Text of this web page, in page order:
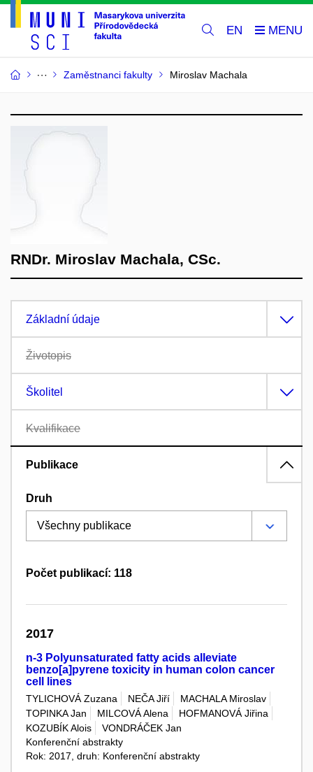
EN
Zaměstnanci fakulty Miroslav Machala
RNDr. Miroslav Machala, CSc.
Základní údaje
Životopis
Školitel
Kvalifikace
Publikace
Druh
Počet publikací: 118
2017
n-3 Polyunsaturated fatty acids alleviate
benzo[a]pyrene toxicity in human colon cancer
cell lines
TYLICHOVÁ Zuzana NEČA Jiří
MACHALA Miroslav
TOPINKA Jan
MILCOVÁ Alena
HOFMANOVÁ Jiřina
KOZUBÍK Alois
VONDRÁČEK Jan
Konferenční abstrakty
Rok: 2017, druh: Konferenční abstrakty